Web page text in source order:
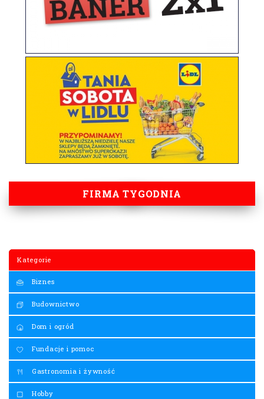
FIRMA TYGODNIA
Kategorie
Biznes
Budownictwo
Dom i ogród
Fundacje i pomoc
Gastronomia i żywność
Hobby